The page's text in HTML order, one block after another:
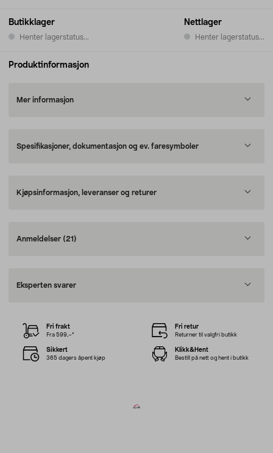
Butikklager
Henter lagerstatus...
Nettlager
Henter lagerstatus...
Produktinformasjon
Mer informasjon
Spesifikasjoner, dokumentasjon og ev. faresymboler
Kjøpsinformasjon, leveranser og returer
Anmeldelser (21)
Eksperten svarer
Fri frakt
Fra 599,–*
Fri retur
Returner til valgfri butikk
Sikkert
365 dagers åpent kjøp
Klikk&Hent
Bestill på nett og hent i butikk